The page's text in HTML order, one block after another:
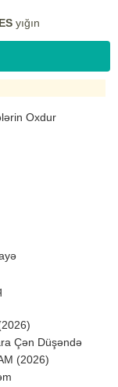
yığın
Oxdur
Çən Düşəndə
(2026)